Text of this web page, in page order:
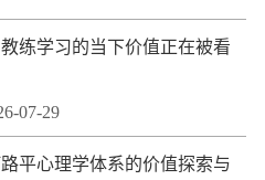
练学习的当下价值正在被看
07-29
平心理学体系的价值探索与